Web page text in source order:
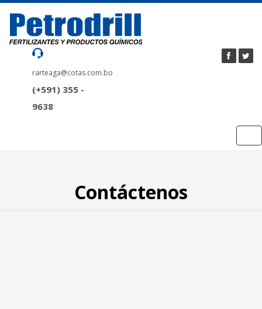
rarteaga@cotas.com.bo
(+591) 355 -
9638
Contáctenos